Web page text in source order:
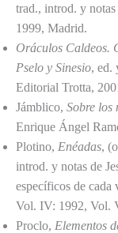
trad., introd. y
1999, Madrid.
Oráculos Caldeos.
Pselo y Sinesio, ed.
Editorial Trotta,
Jámblico, Sobre los
Enrique Ángel
Plotino, Enéadas,
introd. y notas de
específicos de
Vol. IV: 1992, Vol.
Proclo, Elementos